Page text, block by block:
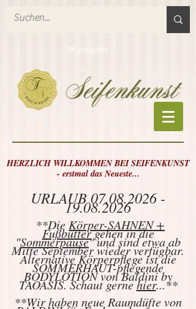
Warenkorb:
HERZLICH WILLKOMMEN BEI SEIFENKUNST
- erstmal das Neueste...
URLAUB07.08.2026 -
19.08.2026
**Die Körper-SAHNEN +
Fußbuttergehen in die
"Sommerpause" und sind etwa ab
Mitte September wieder verfügbar.
Alternative Körperpflege ist die
SOMMERHAUT-pflegende
BODYLOTION von Baldini by
TAOASIS. Schaut gernehier...**
**Wir haben neue Raumdüfte von